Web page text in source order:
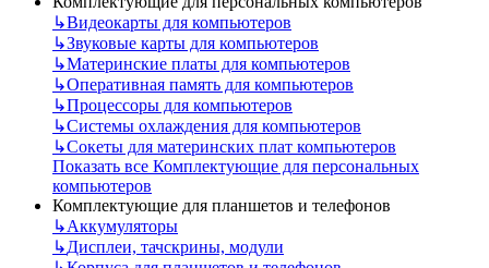
↳Видеокарты для компьютеров
↳Звуковые карты для компьютеров
↳Материнские платы для компьютеров
↳Оперативная память для компьютеров
↳Процессоры для компьютеров
↳Системы охлаждения для компьютеров
↳Сокеты для материнских плат компьютеров
Показать все Комплектующие для персональных
компьютеров
Комплектующие для планшетов и телефонов
↳Аккумуляторы
↳Дисплеи, тачскрины, модули